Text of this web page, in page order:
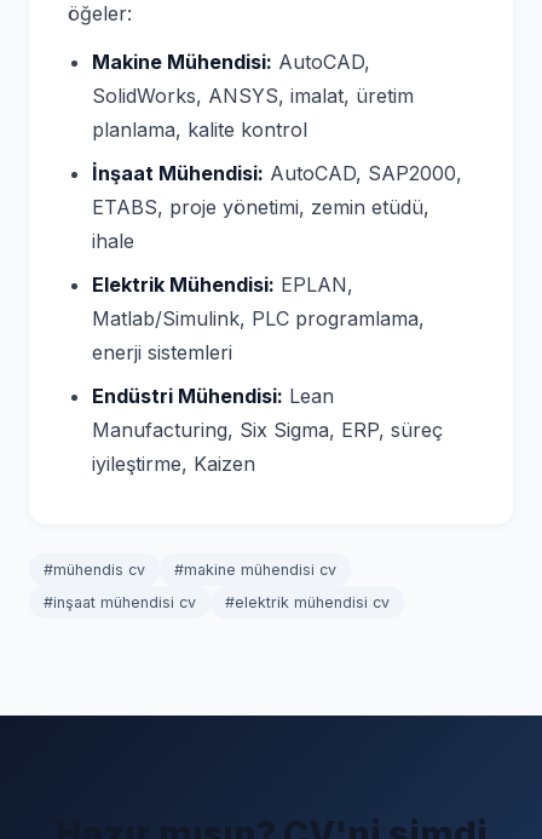
öğeler:
Makine Mühendisi: AutoCAD,
SolidWorks, ANSYS, imalat, üretim
planlama, kalite kontrol
İnşaat Mühendisi: AutoCAD, SAP2000,
ETABS, proje yönetimi, zemin etüdü,
ihale
Elektrik Mühendisi: EPLAN,
Matlab/Simulink, PLC programlama,
enerji sistemleri
Endüstri Mühendisi: Lean
Manufacturing, Six Sigma, ERP, süreç
iyileştirme, Kaizen
#mühendis cv
#makine mühendisi cv
#inşaat mühendisi cv
#elektrik mühendisi cv